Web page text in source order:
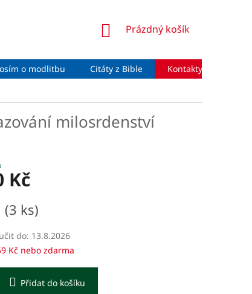
NÁKUPNÍ
Prázdný košík
o modlitbu Citáty z Bible Kontakty
milosrdenství
Kč
(3 ks)
do: 13.8.2026
Kč nebo zdarma
Přidat do košíku